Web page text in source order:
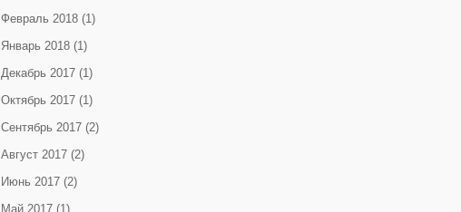
Февраль 2018 (1)
Январь 2018 (1)
Декабрь 2017 (1)
Октябрь 2017 (1)
Сентябрь 2017 (2)
Август 2017 (2)
Июнь 2017 (2)
Май 2017 (1)